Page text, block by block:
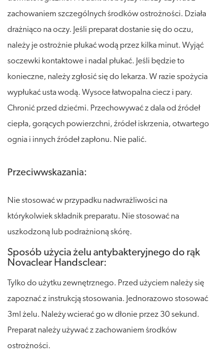
zachowaniem szczególnych środków ostrożności. Działa
drażniąco na oczy. Jeśli preparat dostanie się do oczu,
należy je ostrożnie płukać wodą przez kilka minut. Wyjąć
soczewki kontaktowe i nadal płukać. Jeśli będzie to
konieczne, należy zgłosić się do lekarza. W razie spożycia
wypłukać usta wodą. Wysoce łatwopalna ciecz i pary.
Chronić przed dziećmi. Przechowywać z dala od źródeł
ciepła, gorących powierzchni, źródeł iskrzenia, otwartego
ognia i innych źródeł zapłonu. Nie palić.
Przeciwwskazania:
Nie stosować w przypadku nadwrażliwości na
którykolwiek składnik preparatu. Nie stosować na
uszkodzoną lub podrażnioną skórę.
Sposób użycia żelu antybakteryjnego do rąk
Novaclear Handsclear:
Tylko do użytku zewnętrznego. Przed użyciem należy się
zapoznać z instrukcją stosowania. Jednorazowo stosować
3ml żelu. Należy wcierać go w dłonie przez 30 sekund.
Preparat należy używać z zachowaniem środków
ostrożności.